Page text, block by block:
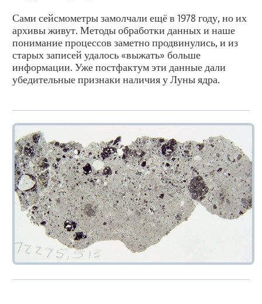
Сами сейсмометры замолчали ещё в 1978 году, но их
архивы живут. Методы обработки данных и наше
понимание процессов заметно продвинулись, и из
старых записей удалось «выжать» больше
информации. Уже постфактум эти данные дали
убедительные признаки наличия у Луны ядра.